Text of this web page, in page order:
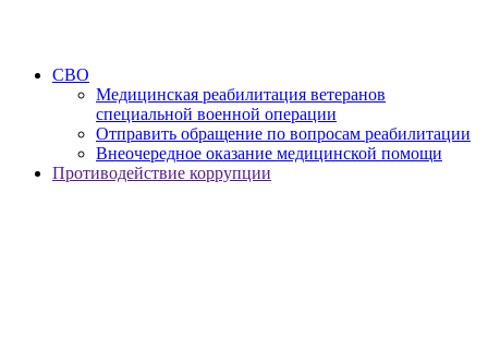
СВО
Медицинская реабилитация ветеранов
специальной военной операции
Отправить обращение по вопросам реабилитации
Внеочередное оказание медицинской помощи
Противодействие коррупции